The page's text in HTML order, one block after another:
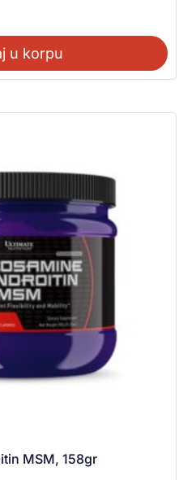
u korpu
MSM, 158gr